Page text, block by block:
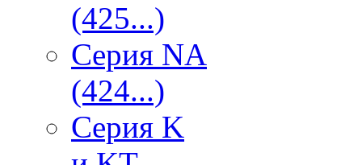
(425...)
Серия NA
(424...)
Серия K